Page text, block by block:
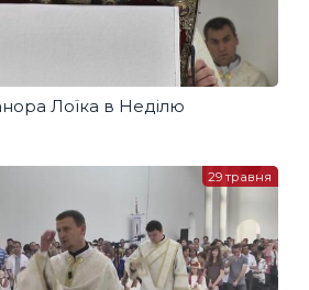
Лоїка в Неділю
29 травня